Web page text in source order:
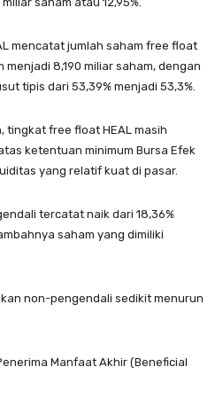
mencatat jumlah saham free float
8,190 miliar saham, dengan
tipis dari 53,39% menjadi 53,3%.
tingkat free float HEAL masih
ketentuan minimum Bursa Efek
yang relatif kuat di pasar.
tercatat naik dari 18,36%
saham yang dimiliki
non-pengendali sedikit menurun
Manfaat Akhir (Beneficial